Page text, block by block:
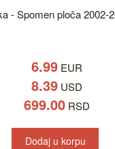
- Spomen ploča 2002-
6.99 EUR
8.39 USD
699.00 RSD
Dodaj u korpu